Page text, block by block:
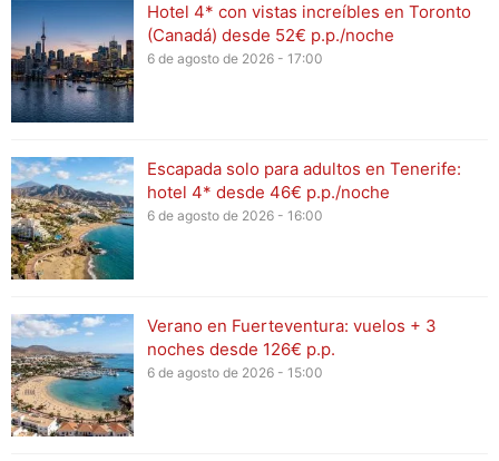
Hotel 4* con vistas increíbles en Toronto
(Canadá) desde 52€ p.p./noche
6 de agosto de 2026 - 17:00
Escapada solo para adultos en Tenerife:
hotel 4* desde 46€ p.p./noche
6 de agosto de 2026 - 16:00
Verano en Fuerteventura: vuelos + 3
noches desde 126€ p.p.
6 de agosto de 2026 - 15:00